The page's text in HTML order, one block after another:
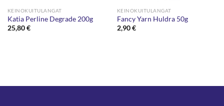
KEINOKUITULANGAT
Katia Perline Degrade 200g
25,80€
KEINOKUITULANGAT
Fancy Yarn Huldra 50g
2,90€